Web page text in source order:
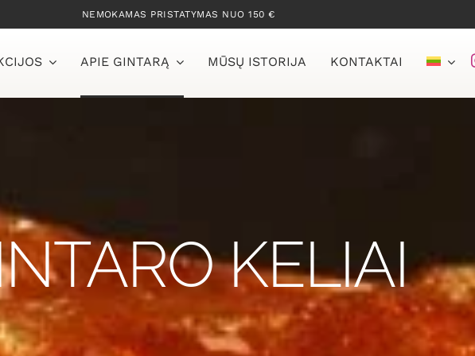
NEMOKAMAS PRISTATYMAS NUO 150 €
APIE GINTARĄ MŪSŲ ISTORIJA KONTAKTAI
KELIAI